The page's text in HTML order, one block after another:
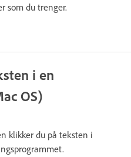
som du trenger.
i en
OS)
klikker du på teksten i